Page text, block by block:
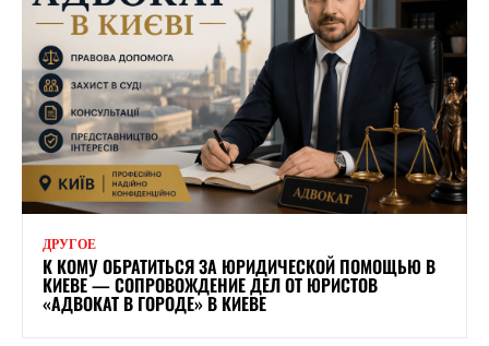
ДРУГОЕ
К КОМУ ОБРАТИТЬСЯ ЗА ЮРИДИЧЕСКОЙ ПОМОЩЬЮ В
КИЕВЕ — СОПРОВОЖДЕНИЕ ДЕЛ ОТ ЮРИСТОВ
«АДВОКАТ В ГОРОДЕ» В КИЕВЕ